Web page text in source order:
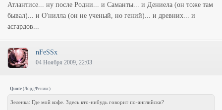
Атлантисе... ну после Родни... и Саманты... и Дениела (он тоже там
бывал)... и О'нилла (он не ученый, но гений)... и древних... и
асгардов...
nFeSSx
04 Ноября 2009, 22:03
Quote (ЛордФеникс)
Зеленка: Где мой кофе. Здесь кто-нибудь говорит по-английски?